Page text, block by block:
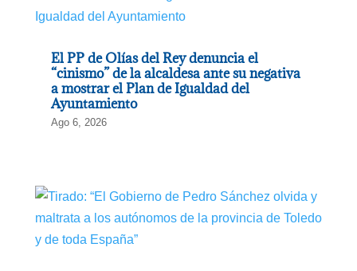
El PP de Olías del Rey denuncia el
“cinismo” de la alcaldesa ante su negativa
a mostrar el Plan de Igualdad del
Ayuntamiento
Ago 6, 2026